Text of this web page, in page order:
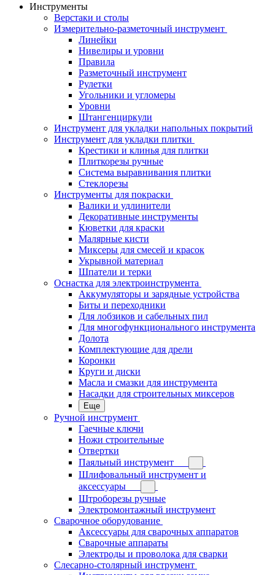
Инструменты
Верстаки и столы
Измерительно-разметочный инструмент
Линейки
Нивелиры и уровни
Правила
Разметочный инструмент
Рулетки
Угольники и угломеры
Уровни
Штангенциркули
Инструмент для укладки напольных покрытий
Инструмент для укладки плитки
Крестики и клинья для плитки
Плиткорезы ручные
Система выравнивания плитки
Стеклорезы
Инструменты для покраски
Валики и удлинители
Декоративные инструменты
Кюветки для краски
Малярные кисти
Миксеры для смесей и красок
Укрывной материал
Шпатели и терки
Оснастка для электроинструмента
Аккумуляторы и зарядные устройства
Биты и переходники
Для лобзиков и сабельных пил
Для многофункционального инструмента
Долота
Комплектующие для дрели
Коронки
Круги и диски
Масла и смазки для инструмента
Насадки для строительных миксеров
Еще
Ручной инструмент
Гаечные ключи
Ножи строительные
Отвертки
Паяльный инструмент
Шлифовальный инструмент и
аксессуары
Штроборезы ручные
Электромонтажный инструмент
Сварочное оборудование
Аксессуары для сварочных аппаратов
Сварочные аппараты
Электроды и проволока для сварки
Слесарно-столярный инструмент